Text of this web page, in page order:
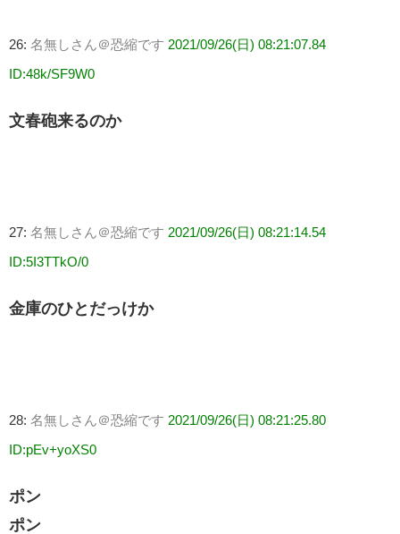
26: 名無しさん＠恐縮です 2021/09/26(日) 08:21:07.84
ID:48k/SF9W0
文春砲来るのか
27: 名無しさん＠恐縮です 2021/09/26(日) 08:21:14.54
ID:5I3TTkO/0
金庫のひとだっけか
28: 名無しさん＠恐縮です 2021/09/26(日) 08:21:25.80
ID:pEv+yoXS0
ポン
ポン